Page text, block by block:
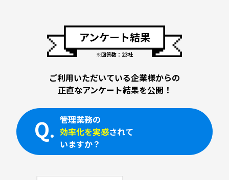
アンケート結果
※回答数：23社
ご利用いただいている企業様からの
正直なアンケート結果を公開！
Q.
お知り合いの派遣会社様に
オススメしたいと
思いますか？